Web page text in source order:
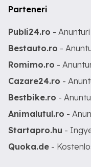
Parteneri
Publi24.ro -
Bestauto.ro -
Romimo.ro -
Cazare24.ro -
Bestbike.ro -
Animalutul.ro -
Startapro.hu -
Quoka.de -